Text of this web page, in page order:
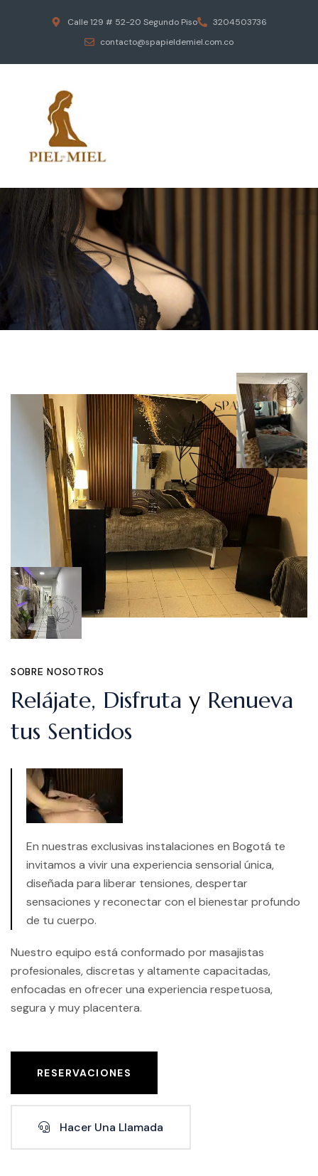
Calle 129 # 52-20 Segundo Piso
3204503736
contacto@spapieldemiel.com.co
ESCAPA DEL ESTRES DIARIO
MASAJES EROTICOS
PIEL DE MIEL
SOBRE NOSOTROS
Relájate, Disfruta y Renueva
tus Sentidos
En nuestras exclusivas instalaciones en Bogotá te
invitamos a vivir una experiencia sensorial única,
diseñada para liberar tensiones, despertar
sensaciones y reconectar con el bienestar profundo
de tu cuerpo.
Nuestro equipo está conformado por masajistas
profesionales, discretas y altamente capacitadas,
enfocadas en ofrecer una experiencia respetuosa,
segura y muy placentera.
RESERVACIONES
Hacer Una Llamada